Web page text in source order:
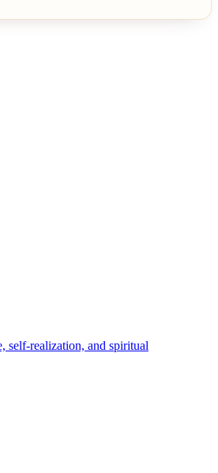
self-realization, and spiritual